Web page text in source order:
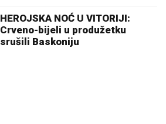
HEROJSKA NOĆ U VITORIJI:
Crveno-bijeli u produžetku
srušili Baskoniju